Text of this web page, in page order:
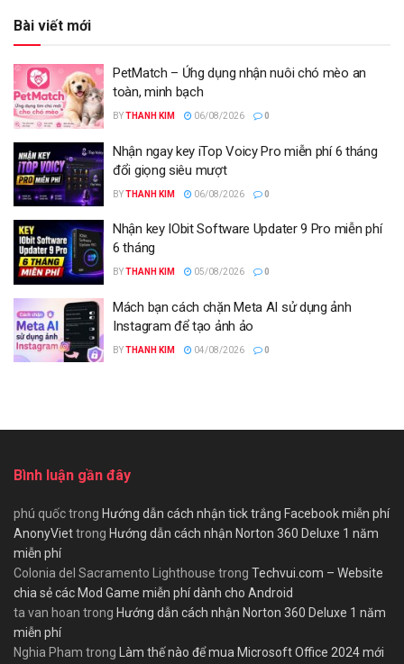
Bài viết mới
PetMatch – Ứng dụng nhận nuôi chó mèo an
toàn, minh bạch
BYTHANH KIM 06/08/2026 0
Nhận ngay key iTop Voicy Pro miễn phí 6 tháng
đổi giọng siêu mượt
BYTHANH KIM 06/08/2026 0
Nhận key IObit Software Updater 9 Pro miễn phí
6 tháng
BYTHANH KIM 05/08/2026 0
Mách bạn cách chặn Meta AI sử dụng ảnh
Instagram để tạo ảnh ảo
BYTHANH KIM 04/08/2026 0
Bình luận gần đây
phú quốctrong Hướng dẫn cách nhận tick trắng Facebook miễn phí
AnonyViettrong Hướng dẫn cách nhận Norton 360 Deluxe 1 năm
miễn phí
Colonia del Sacramento Lighthouse trong Techvui.com – Website
chia sẻ các Mod Game miễn phí dành cho Android
ta van hoan trong Hướng dẫn cách nhận Norton 360 Deluxe 1 năm
miễn phí
Nghia Pham trong Làm thế nào để mua Microsoft Office 2024 mới